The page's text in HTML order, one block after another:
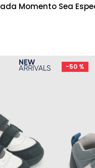
Momento Sea
-50 %